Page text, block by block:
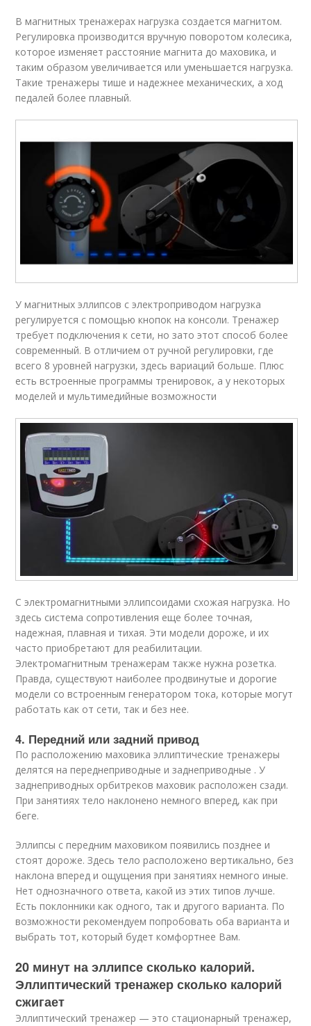
В магнитных тренажерах нагрузка создается магнитом.
Регулировка производится вручную поворотом колесика,
которое изменяет расстояние магнита до маховика, и
таким образом увеличивается или уменьшается нагрузка.
Такие тренажеры тише и надежнее механических, а ход
педалей более плавный.
У магнитных эллипсов с электроприводом нагрузка
регулируется с помощью кнопок на консоли. Тренажер
требует подключения к сети, но зато этот способ более
современный. В отличием от ручной регулировки, где
всего 8 уровней нагрузки, здесь вариаций больше. Плюс
есть встроенные программы тренировок, а у некоторых
моделей и мультимедийные возможности
С электромагнитными эллипсоидами схожая нагрузка. Но
здесь система сопротивления еще более точная,
надежная, плавная и тихая. Эти модели дороже, и их
часто приобретают для реабилитации.
Электромагнитным тренажерам также нужна розетка.
Правда, существуют наиболее продвинутые и дорогие
модели со встроенным генератором тока, которые могут
работать как от сети, так и без нее.
4. Передний или задний привод
По расположению маховика эллиптические тренажеры
делятся на переднеприводные и заднеприводные . У
заднеприводных орбитреков маховик расположен сзади.
При занятиях тело наклонено немного вперед, как при
беге.
Эллипсы с передним маховиком появились позднее и
стоят дороже. Здесь тело расположено вертикально, без
наклона вперед и ощущения при занятиях немного иные.
Нет однозначного ответа, какой из этих типов лучше.
Есть поклонники как одного, так и другого варианта. По
возможности рекомендуем попробовать оба варианта и
выбрать тот, который будет комфортнее Вам.
20 минут на эллипсе сколько калорий.
Эллиптический тренажер сколько калорий
сжигает
Эллиптический тренажер — это стационарный тренажер,